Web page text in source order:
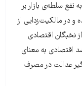
نفع سلطه‌ی بازار بر
و در مالکیت‌زدایی از
نخبگان اقتصادی
اقتصادی به معنای
عدالت در مصرف